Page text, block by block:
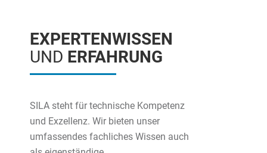
EXPERTENWISSEN
UND ERFAHRUNG
SILA steht für technische Kompetenz
und Exzellenz. Wir bieten unser
umfassendes fachliches Wissen auch